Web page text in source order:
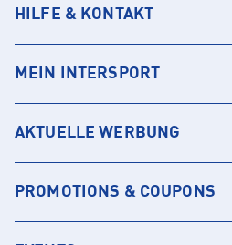
HILFE & KONTAKT
MEIN INTERSPORT
AKTUELLE WERBUNG
PROMOTIONS & COUPONS